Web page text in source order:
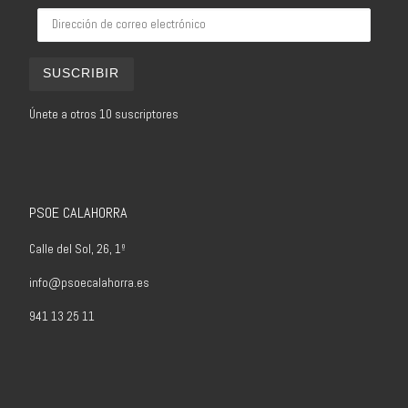
SUSCRIBIR
Únete a otros 10 suscriptores
PSOE CALAHORRA
Calle del Sol, 26, 1º
info@psoecalahorra.es
941 13 25 11